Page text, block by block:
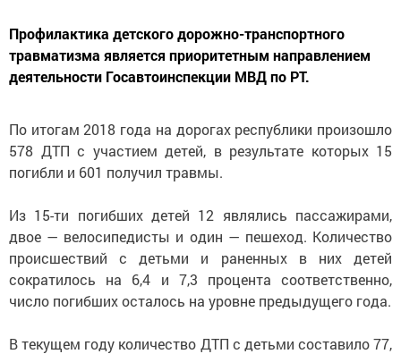
Профилактика детского дорожно-транспортного
травматизма является приоритетным направлением
деятельности Госавтоинспекции МВД по РТ.
По итогам 2018 года на дорогах республики произошло
578 ДТП с участием детей, в результате которых 15
погибли и 601 получил травмы.
Из 15-ти погибших детей 12 являлись пассажирами,
двое — велосипедисты и один — пешеход. Количество
происшествий с детьми и раненных в них детей
сократилось на 6,4 и 7,3 процента соответственно,
число погибших осталось на уровне предыдущего года.
В текущем году количество ДТП с детьми составило 77,